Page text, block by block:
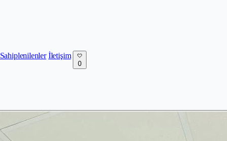
Sahiplenilenler İletişim
0